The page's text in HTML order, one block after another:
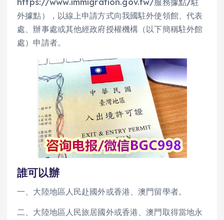
https://www.immigration.gov.tw/服務據點/駐
外據點），以線上申請方式向我國駐外使領館、代表
處、辦事處或其他經政府授權機構（以下簡稱駐外館
處）申請者。
誰可以辦
一、大陸地區人民赴國外或香港、澳門留學者。
二、大陸地區人民旅居國外或香港、澳門取得當地永